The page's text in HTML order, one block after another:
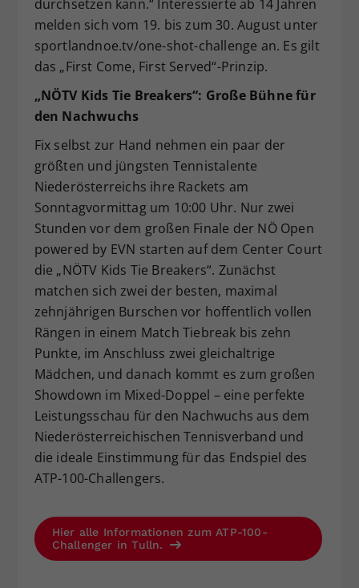
durchsetzen kann.“ Interessierte ab 14 Jahren
melden sich vom 19. bis zum 30. August unter
sportlandnoe.tv/one-shot-challenge an. Es gilt
das „First Come, First Served“-Prinzip.
„NÖTV Kids Tie Breakers“: Große Bühne für
den Nachwuchs
Fix selbst zur Hand nehmen ein paar der
größten und jüngsten Tennistalente
Niederösterreichs ihre Rackets am
Sonntagvormittag um 10:00 Uhr. Nur zwei
Stunden vor dem großen Finale der NÖ Open
powered by EVN starten auf dem Center Court
die „NÖTV Kids Tie Breakers“. Zunächst
matchen sich zwei der besten, maximal
zehnjährigen Burschen vor hoffentlich vollen
Rängen in einem Match Tiebreak bis zehn
Punkte, im Anschluss zwei gleichaltrige
Mädchen, und danach kommt es zum großen
Showdown im Mixed-Doppel – eine perfekte
Leistungsschau für den Nachwuchs aus dem
Niederösterreichischen Tennisverband und
die ideale Einstimmung für das Endspiel des
ATP-100-Challengers.
Hier alle Informationen zum ATP-100-
Challenger in Tulln.